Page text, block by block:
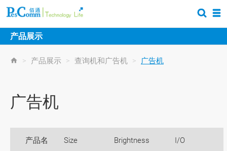
产品展示
> 产品展示 > 查询机和广告机 > 广告机
广告机
产品名 Size Brightness I/O